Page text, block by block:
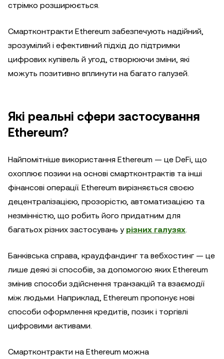
стрімко розширюється.
Смартконтракти Ethereum забезпечують надійний,
зрозумілий і ефективний підхід до підтримки
цифрових купівель й угод, створюючи зміни, які
можуть позитивно вплинути на багато галузей.
Які реальні сфери застосування
Ethereum?
Найпомітніше використання Ethereum — це DeFi, що
охоплює позики на основі смартконтрактів та інші
фінансові операції. Ethereum вирізняється своєю
децентралізацією, прозорістю, автоматизацією та
незмінністю, що робить його придатним для
багатьох різних застосувань у різних галузях.
Банківська справа, краудфандинг та вебхостинг — це
лише деякі зі способів, за допомогою яких Ethereum
змінив способи здійснення транзакцій та взаємодії
між людьми. Наприклад, Ethereum пропонує нові
способи оформлення кредитів, позик і торгівлі
цифровими активами.
Смартконтракти на Ethereum можна